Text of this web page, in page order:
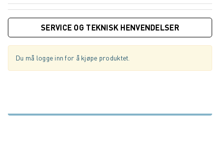
SERVICE OG TEKNISK HENVENDELSER
Du må logge inn for å kjøpe produktet.